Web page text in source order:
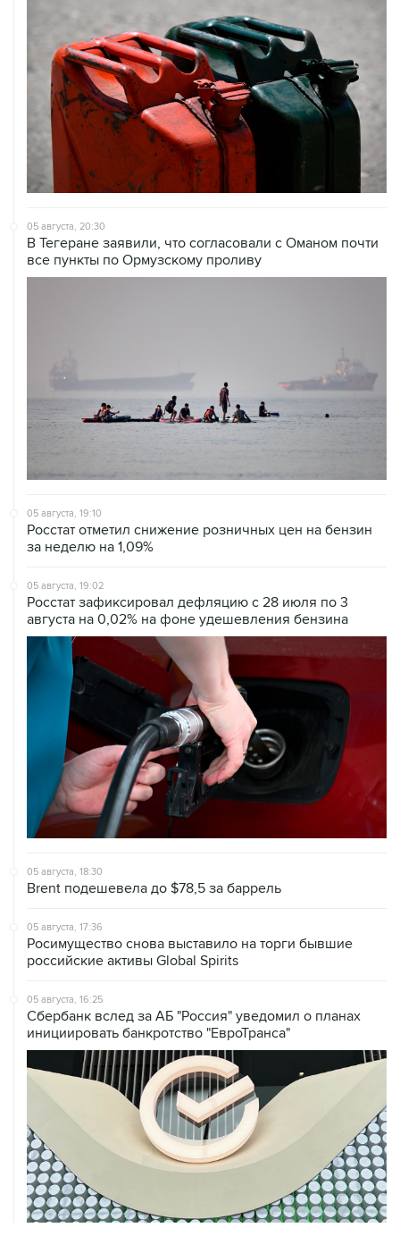
05 августа, 20:30
В Тегеране заявили, что согласовали с Оманом почти
все пункты по Ормузскому проливу
05 августа, 19:10
Росстат отметил снижение розничных цен на бензин
за неделю на 1,09%
05 августа, 19:02
Росстат зафиксировал дефляцию с 28 июля по 3
августа на 0,02% на фоне удешевления бензина
05 августа, 18:30
Brent подешевела до $78,5 за баррель
05 августа, 17:36
Росимущество снова выставило на торги бывшие
российские активы Global Spirits
05 августа, 16:25
Сбербанк вслед за АБ "Россия" уведомил о планах
инициировать банкротство "ЕвроТранса"